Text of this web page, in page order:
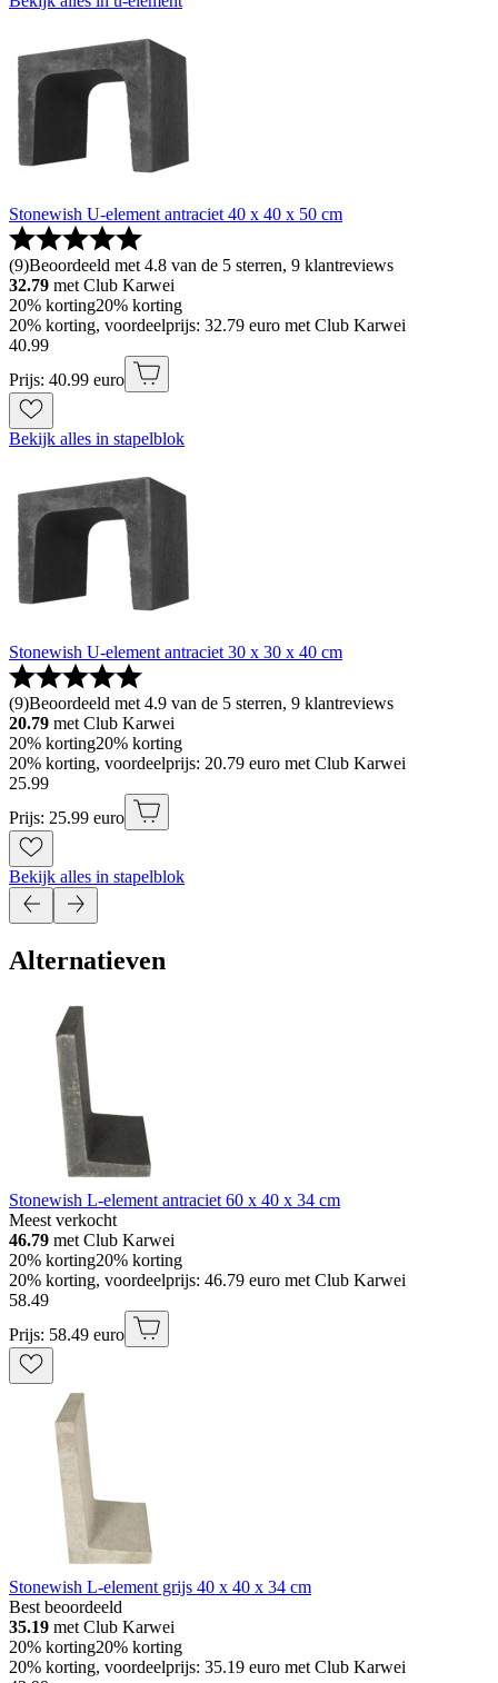
Stonewish U-element antraciet 40 x 40 x 50 cm
(9)Beoordeeld met 4.8 van de 5 sterren, 9 klantreviews
32.79 met Club Karwei
20% korting20% korting
20% korting, voordeelprijs: 32.79 euro met Club Karwei
40.99
Prijs: 40.99 euro
Bekijk alles in stapelblok
Stonewish U-element antraciet 30 x 30 x 40 cm
(9)Beoordeeld met 4.9 van de 5 sterren, 9 klantreviews
20.79 met Club Karwei
20% korting20% korting
20% korting, voordeelprijs: 20.79 euro met Club Karwei
25.99
Prijs: 25.99 euro
Bekijk alles in stapelblok
Alternatieven
Stonewish L-element antraciet 60 x 40 x 34 cm
Meest verkocht
46.79 met Club Karwei
20% korting20% korting
20% korting, voordeelprijs: 46.79 euro met Club Karwei
58.49
Prijs: 58.49 euro
Stonewish L-element grijs 40 x 40 x 34 cm
Best beoordeeld
35.19 met Club Karwei
20% korting20% korting
20% korting, voordeelprijs: 35.19 euro met Club Karwei